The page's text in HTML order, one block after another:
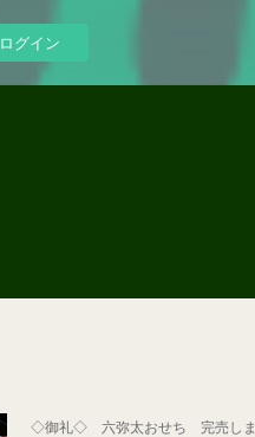
ログイン
◇御礼◇ 六弥太おせち 完売しま